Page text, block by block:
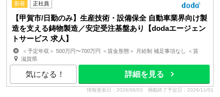
新着 正社員
【甲賀市/日勤のみ】生産技術・設備保全 自動車業界向け製
造を支える鋳物製造／安定受注基盤あり【dodaエージェン
トサービス 求人】
＜予定年収＞ 500万円〜700万円 ＜賃金形態＞ 月給制 補足事項なし ＜賃
金内訳＞ 月額（基本給）：300,000円〜420,000円 ...
滋賀県
気になる！ 詳細を見る
情報更新日：2026/08/03 掲載終了予定日：2026/11/01